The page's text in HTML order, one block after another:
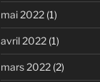
mai 2022(1)
avril 2022(1)
mars 2022(2)